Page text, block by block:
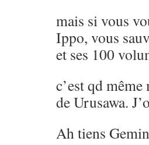
mais si vous
Ippo, vous
et ses 100
c’est qd
de Urusawa.
Ah tiens